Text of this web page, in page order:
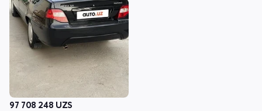
97 708 248 UZS